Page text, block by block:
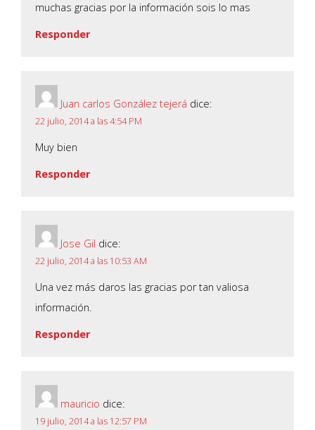
muchas gracias por la información sois lo mas
Responder
Juan carlos González tejerá dice:
22 julio, 2014 a las 4:54 PM
Muy bien
Responder
Jose Gil dice:
22 julio, 2014 a las 10:53 AM
Una vez más daros las gracias por tan valiosa
información.
Responder
mauricio dice:
19 julio, 2014 a las 12:57 PM